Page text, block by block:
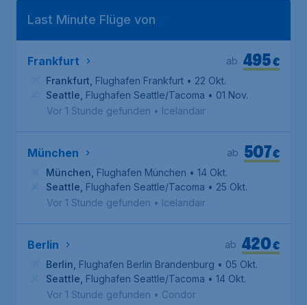
Last Minute Flüge von
Frankfurt €
495
ab
Frankfurt Flughafen Frankfurt • 22 Okt.
Seattle Flughafen Seattle/Tacoma • 01 Nov.
Vor 1 Stunde gefunden • Icelandair
München €
507
ab
München Flughafen München • 14 Okt.
Seattle Flughafen Seattle/Tacoma • 25 Okt.
Vor 1 Stunde gefunden • Icelandair
Berlin €
420
ab
Berlin Flughafen Berlin Brandenburg • 05 Okt.
Seattle Flughafen Seattle/Tacoma • 14 Okt.
Vor 1 Stunde gefunden • Condor